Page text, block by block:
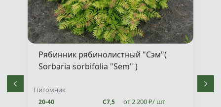
Рябинник рябинолистный "Сэм"(
Sorbaria sorbifolia "Sem" )
Питомник
20-40 С7,5 от 2 200 ₽/ шт